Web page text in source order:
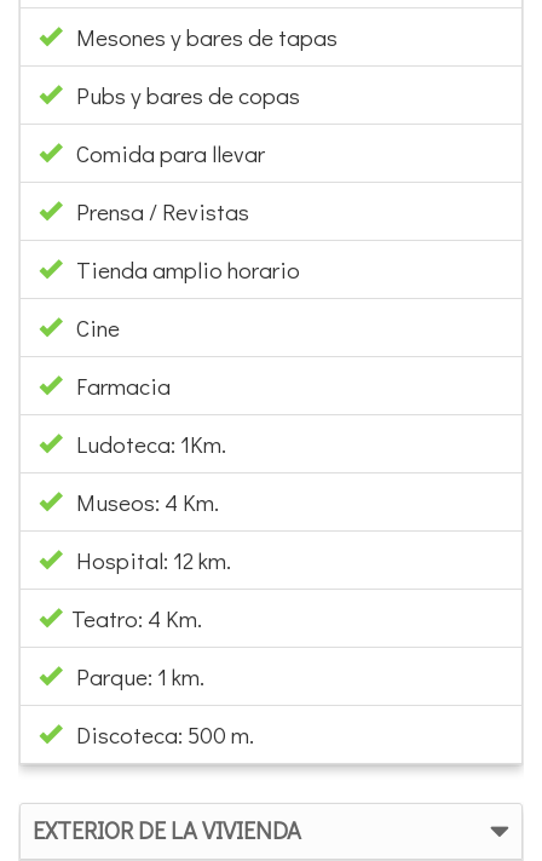
Mesones y bares de tapas
Pubs y bares de copas
Comida para llevar
Prensa / Revistas
Tienda amplio horario
Cine
Farmacia
Ludoteca: 1Km.
Museos: 4 Km.
Hospital: 12 km.
Teatro: 4 Km.
Parque: 1 km.
Discoteca: 500 m.
EXTERIOR DE LA VIVIENDA